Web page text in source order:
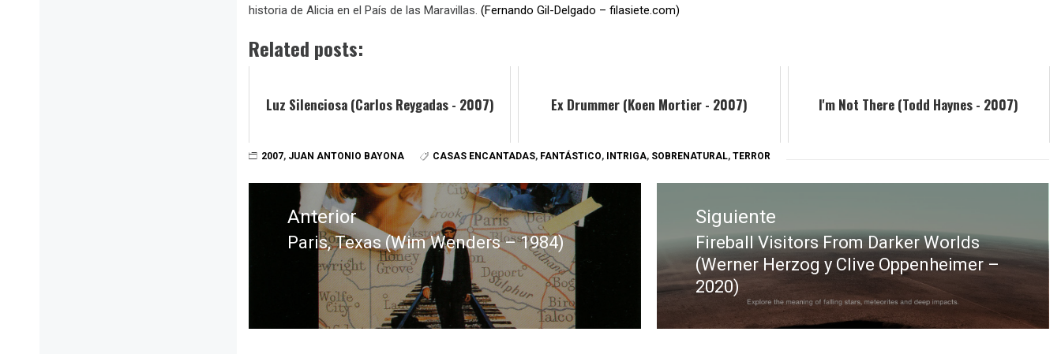
historia de Alicia en el País de las Maravillas. (Fernando Gil-Delgado – filasiete.com)
Related posts:
Luz Silenciosa (Carlos Reygadas - 2007) Ex Drummer (Koen Mortier - 2007) I'm Not There (Todd Haynes - 2007)
2007, JUAN ANTONIO BAYONA CASAS ENCANTADAS, FANTÁSTICO, INTRIGA, SOBRENATURAL, TERROR
Navegación
entradas
Anterior
Entrada
anterior:
Paris, Texas (Wim Wenders – 1984)
Siguiente
Entrada
siguiente:
Fireball Visitors From Darker Worlds
(Werner Herzog y Clive Oppenheimer –
2020)